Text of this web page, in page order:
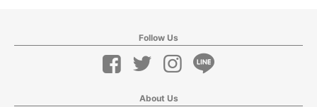
Follow Us
About Us